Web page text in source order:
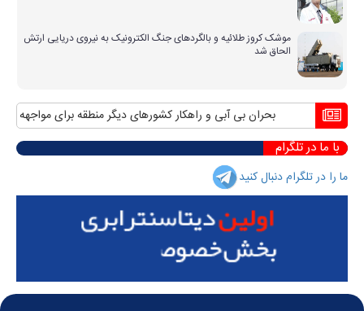
موشک کروز طلائیه و بالگردهای جنگ الکترونیک به نیروی دریایی ارتش
الحاق شد
بحران بی آبی و راهکار کشورهای دیگر منطقه برای مواجهه با آن
با ما در تلگرام
ما را در تلگرام دنبال کنید